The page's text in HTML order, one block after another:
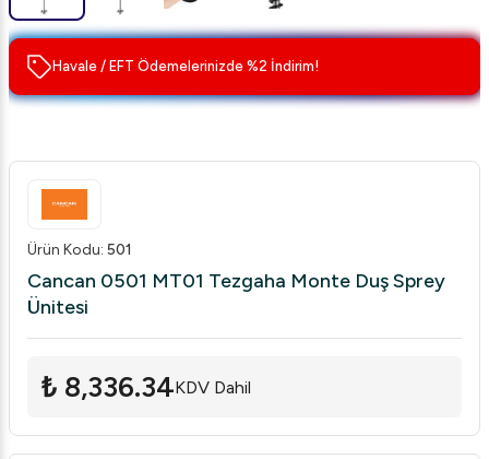
Havale / EFT Ödemelerinizde %2 İndirim!
Ürün Kodu: 501
Cancan 0501 MT01 Tezgaha Monte Duş Sprey
Ünitesi
₺ 8,336.34KDV Dahil